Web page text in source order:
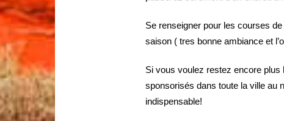
Se renseigner pour les courses
saison ( tres bonne ambiance et
Si vous voulez restez encore
sponsorisés dans toute la ville au
indispensable!